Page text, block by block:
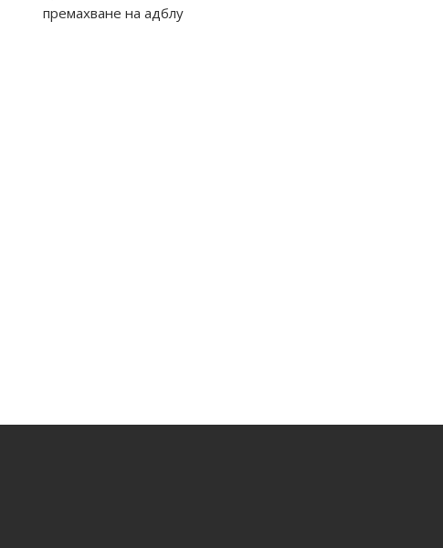
премахване на адблу